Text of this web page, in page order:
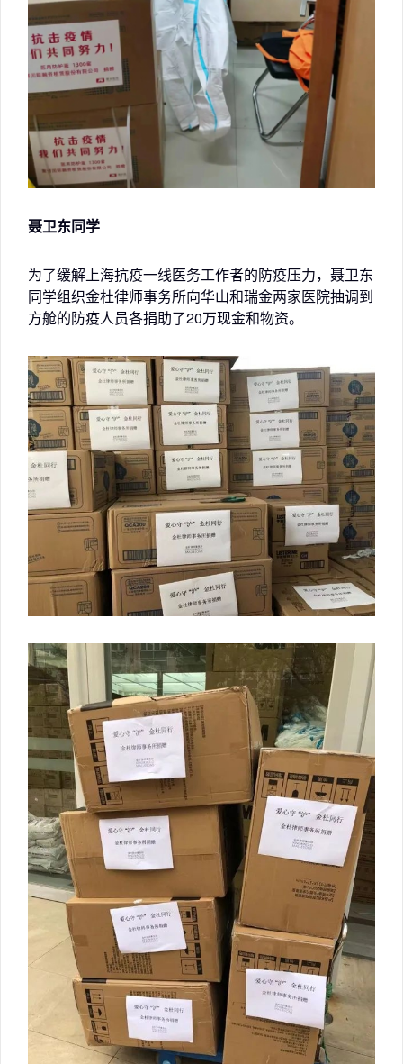
聂卫东同学
为了缓解上海抗疫一线医务工作者的防疫压力，聂卫东
同学组织金杜律师事务所向华山和瑞金两家医院抽调到
方舱的防疫人员各捐助了20万现金和物资。